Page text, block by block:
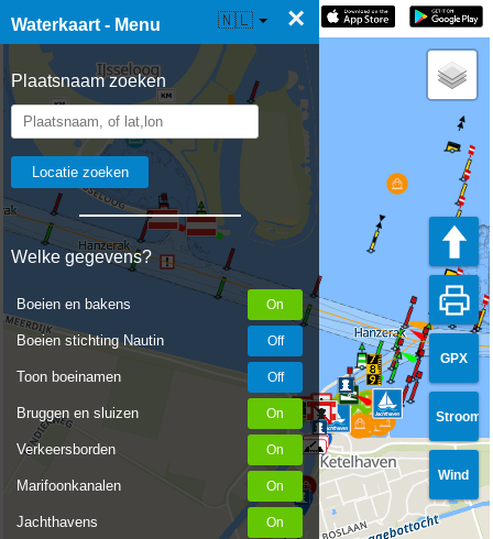
Waterkaart - Menu ×
Plaatsnaam zoeken
Welke gegevens?
Boeien en bakens
Boeien stichting Nautin
Toon boeinamen
Bruggen en sluizen
Verkeersborden
Marifoonkanalen
Jachthavens
☰ Waterkaart Live 🇳🇱
GPX
Stroom
Wind